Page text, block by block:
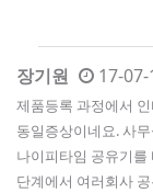
장기원 17-
제품등록 과정에서
동일증상이네요. 사
나이피타임 공유기
단계에서 여러회사